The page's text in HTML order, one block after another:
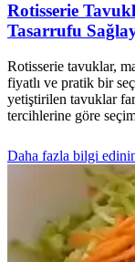
Rotisserie
Tasarrufu
Rotisserie tavuklar,
fiyatlı ve pratik bir
yetiştirilen tavuklar
tercihlerine göre
Daha fazla bilgi